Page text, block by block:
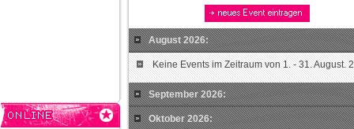
August 2026:
Keine Events im Zeitraum von 1. - 31. August.
September 2026:
Oktober 2026: